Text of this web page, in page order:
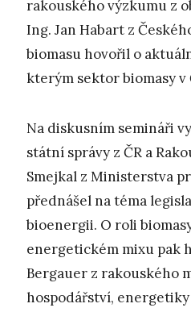
rakouského výzkumu z
Ing. Jan Habart z
biomasu hovořil o
kterým sektor biomasy v
Na diskusním semináři
státní správy z ČR a
Smejkal z Ministerstva
přednášel na téma
bioenergii. O roli
energetickém mixu pak
Bergauer z rakouského
hospodářství,